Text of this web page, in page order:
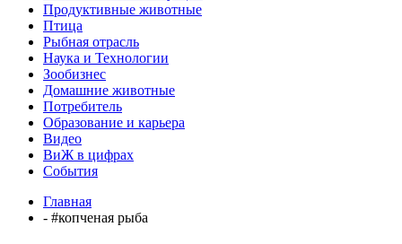
Продуктивные животные
Птица
Рыбная отрасль
Наука и Технологии
Зообизнес
Домашние животные
Потребитель
Образование и карьера
Видео
ВиЖ в цифрах
События
Главная
- #копченая рыба